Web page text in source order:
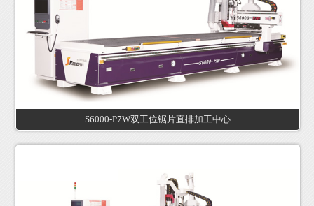
S6000-P7W双工位锯片直排加工中心